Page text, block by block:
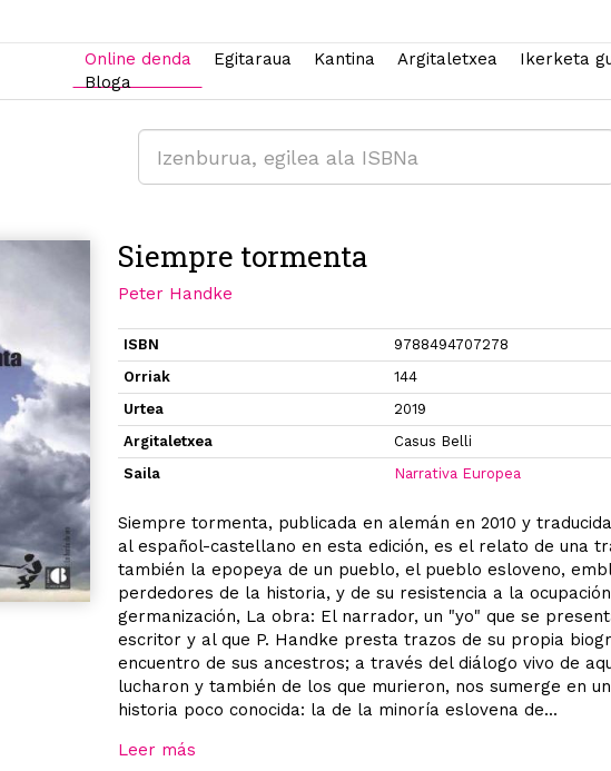
Online denda Egitaraua Kantina Argitaletxea Ikerketa
Bloga
Siempre tormenta
Peter Handke
ISBN
9788494707278
Orriak
144
Urtea
2019
Argitaletxea
Casus Belli
Saila
Narrativa Europea
Siempre tormenta, publicada en alemán en 2010 y
al español-castellano en esta edición, es el relato de una
también la epopeya de un pueblo, el pueblo esloveno,
perdedores de la historia, y de su resistencia a la
germanización, La obra: El narrador, un "yo" que se
escritor y al que P. Handke presta trazos de su propia
encuentro de sus ancestros; a través del diálogo vivo de
lucharon y también de los que murieron, nos sumerge en
historia poco conocida: la de la minoría eslovena de...
Leer más